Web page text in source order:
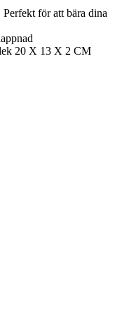
för att bära dina
20 X 13 X 2 CM